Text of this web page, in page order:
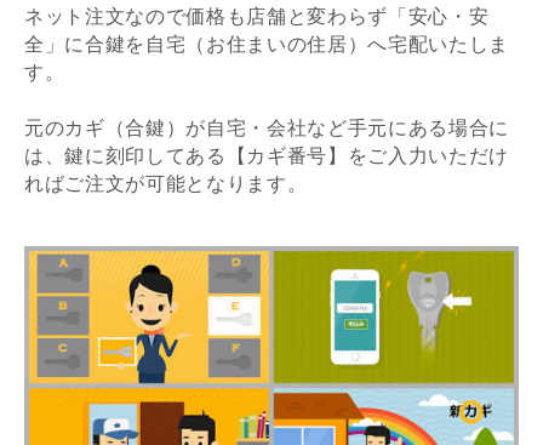
ネット注文なので価格も店舗と変わらず「安心・安
全」に合鍵を自宅（お住まいの住居）へ宅配いたしま
す。
元のカギ（合鍵）が自宅・会社など手元にある場合に
は、鍵に刻印してある【カギ番号】をご入力いただけ
ればご注文が可能となります。